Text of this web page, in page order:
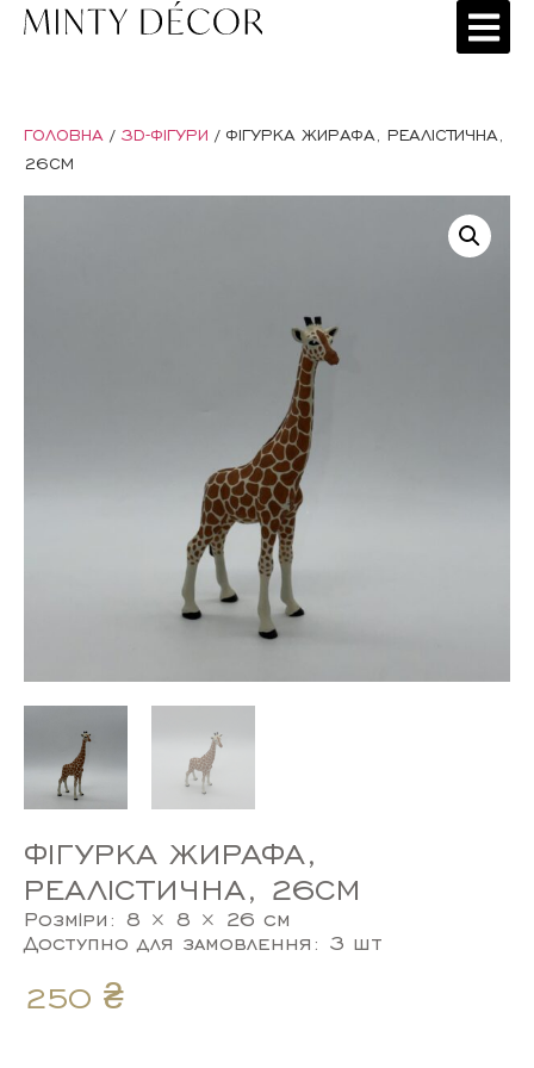
ГОЛОВНА / 3D-ФІГУРИ / ФІГУРКА ЖИРАФА, РЕАЛІСТИЧНА,
26СМ
ФІГУРКА ЖИРАФА,
РЕАЛІСТИЧНА, 26СМ
Розміри: 8 × 8 × 26 см
Доступно для замовлення: 3 шт
250 ₴